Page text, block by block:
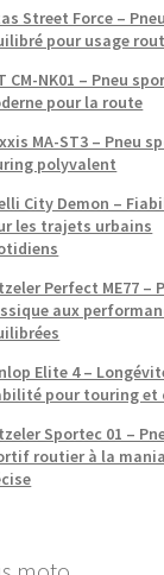
Street Force –
pour usage
CM-NK01 – Pneu
pour la route
MA-ST3 – Pneu
polyvalent
City Demon –
les trajets urbains
Perfect ME77 –
aux
Elite 4 –
pour touring et
Sportec 01 –
routier à la